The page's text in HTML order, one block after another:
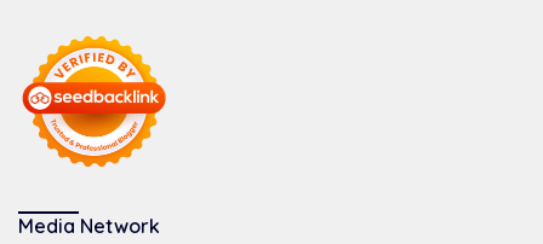
Media Network